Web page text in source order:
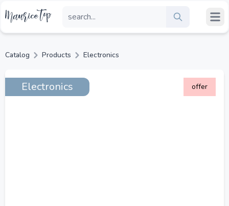
Catalog Products Electronics
Electronics offer